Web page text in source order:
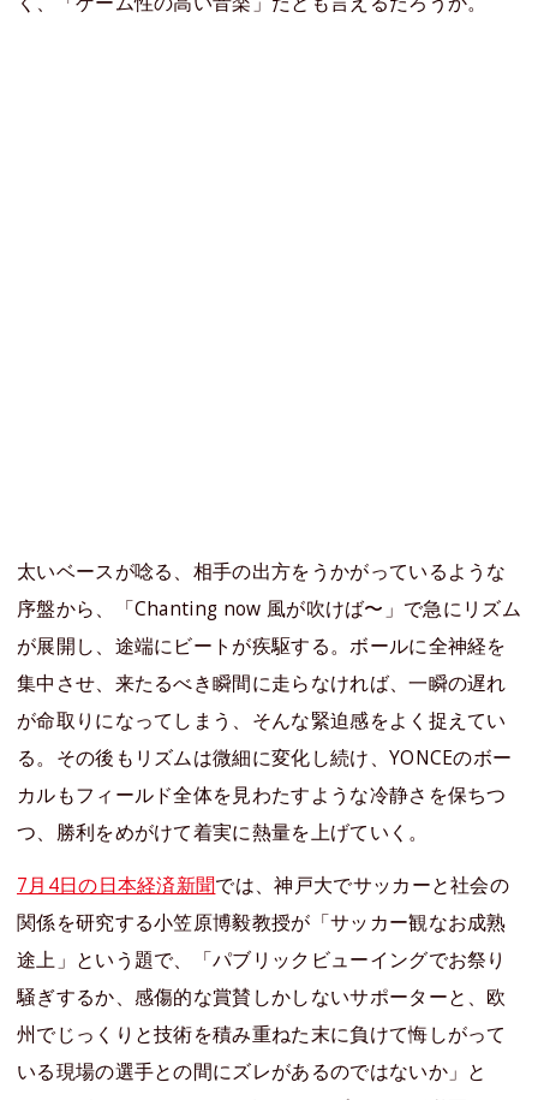
太いベースが唸る、相手の出方をうかがっているような
序盤から、「Chanting now 風が吹けば〜」で急にリズム
が展開し、途端にビートが疾駆する。ボールに全神経を
集中させ、来たるべき瞬間に走らなければ、一瞬の遅れ
が命取りになってしまう、そんな緊迫感をよく捉えてい
る。その後もリズムは微細に変化し続け、YONCEのボー
カルもフィールド全体を見わたすような冷静さを保ちつ
つ、勝利をめがけて着実に熱量を上げていく。
7月4日の日本経済新聞では、神戸大でサッカーと社会の
関係を研究する小笠原博毅教授が「サッカー観なお成熟
途上」という題で、「パブリックビューイングでお祭り
騒ぎするか、感傷的な賞賛しかしないサポーターと、欧
州でじっくりと技術を積み重ねた末に負けて悔しがって
いる現場の選手との間にズレがあるのではないか」と